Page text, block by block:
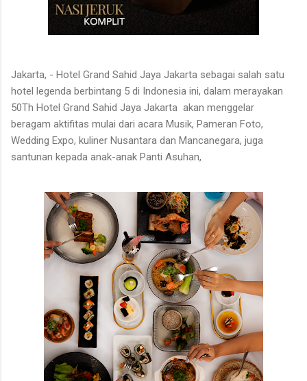
Jakarta, - Hotel Grand Sahid Jaya Jakarta sebagai salah satu
hotel legenda berbintang 5 di Indonesia ini, dalam merayakan
50Th Hotel Grand Sahid Jaya Jakarta akan menggelar
beragam aktifitas mulai dari acara Musik, Pameran Foto,
Wedding Expo, kuliner Nusantara dan Mancanegara, juga
santunan kepada anak-anak Panti Asuhan,